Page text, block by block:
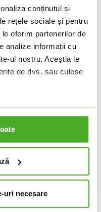
conținutul și
rețele sociale și pentru
oferim partenerilor de
analize informații cu
ul nostru. Aceștia le
de dvs. sau culese
setarea stocării
o privire la
urile
uri necesare
– a declarat Thomas
și coordonată
Cehă și Slovacia,
Société
format din 14
a fost finalizată
extrem de scurt
consultanță juridică
de Jan Evan, iar
White & Case